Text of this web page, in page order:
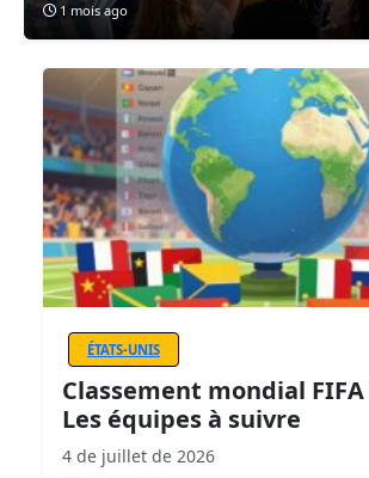
1 mois ago
ÉTATS-UNIS
Classement mondial FIFA
Les équipes à suivre
4 de juillet de 2026